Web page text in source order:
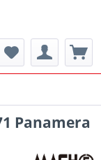
Panamera